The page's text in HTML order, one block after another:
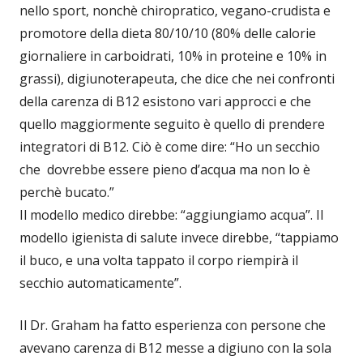
nello sport, nonchè chiropratico, vegano-crudista e
promotore della dieta 80/10/10 (80% delle calorie
giornaliere in carboidrati, 10% in proteine e 10% in
grassi), digiunoterapeuta, che dice che nei confronti
della carenza di B12 esistono vari approcci e che
quello maggiormente seguito è quello di prendere
integratori di B12. Ciò è come dire: “Ho un secchio
che dovrebbe essere pieno d’acqua ma non lo è
perchè bucato.”
Il modello medico direbbe: “aggiungiamo acqua”. Il
modello igienista di salute invece direbbe, “tappiamo
il buco, e una volta tappato il corpo riempirà il
secchio automaticamente”.
Il Dr. Graham ha fatto esperienza con persone che
avevano carenza di B12 messe a digiuno con la sola